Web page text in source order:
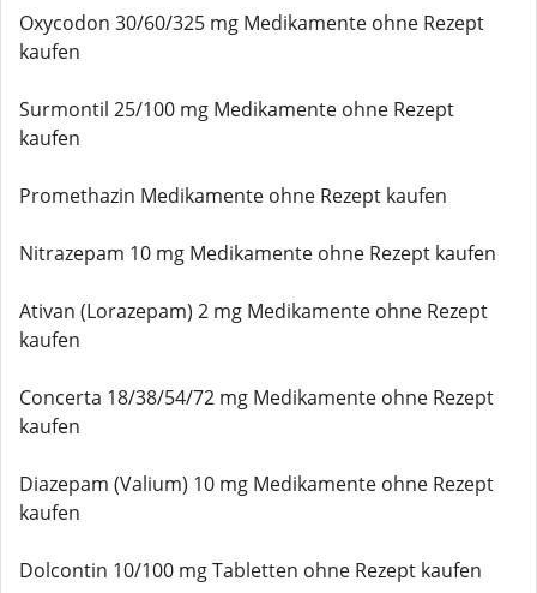
Oxycodon 30/60/325 mg Medikamente ohne Rezept
kaufen
Surmontil 25/100 mg Medikamente ohne Rezept
kaufen
Promethazin Medikamente ohne Rezept kaufen
Nitrazepam 10 mg Medikamente ohne Rezept kaufen
Ativan (Lorazepam) 2 mg Medikamente ohne Rezept
kaufen
Concerta 18/38/54/72 mg Medikamente ohne Rezept
kaufen
Diazepam (Valium) 10 mg Medikamente ohne Rezept
kaufen
Dolcontin 10/100 mg Tabletten ohne Rezept kaufen